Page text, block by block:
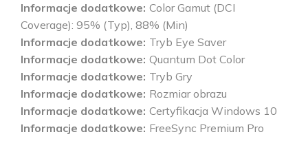
Informacje dodatkowe Color Gamut (DCI
Coverage): 95% (Typ), 88% (Min)
Informacje dodatkowe Tryb Eye Saver
Informacje dodatkowe Quantum Dot Color
Informacje dodatkowe Tryb Gry
Informacje dodatkowe Rozmiar obrazu
Informacje dodatkowe Certyfikacja Windows 10
Informacje dodatkowe FreeSync Premium Pro